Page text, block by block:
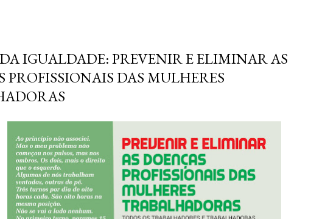
IGUALDADE: PREVENIR E ELIMINAR AS
PROFISSIONAIS DAS MULHERES